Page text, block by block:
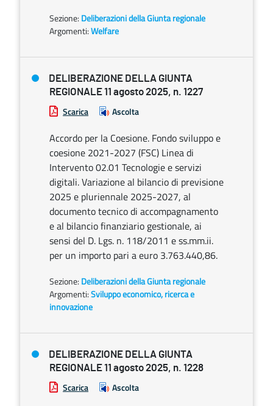
Sezione: Deliberazioni della Giunta regionale
Argomenti:Welfare
DELIBERAZIONE DELLA GIUNTA
REGIONALE 11 agosto 2025, n. 1227
Scarica Ascolta
Accordo per la Coesione. Fondo sviluppo e
coesione 2021-2027 (FSC) Linea di
Intervento 02.01 Tecnologie e servizi
digitali. Variazione al bilancio di previsione
2025 e pluriennale 2025-2027, al
documento tecnico di accompagnamento
e al bilancio finanziario gestionale, ai
sensi del D. Lgs. n. 118/2011 e ss.mm.ii.
per un importo pari a euro 3.763.440,86.
Sezione: Deliberazioni della Giunta regionale
Argomenti:Sviluppo economico, ricerca e
innovazione
DELIBERAZIONE DELLA GIUNTA
REGIONALE 11 agosto 2025, n. 1228
Scarica Ascolta